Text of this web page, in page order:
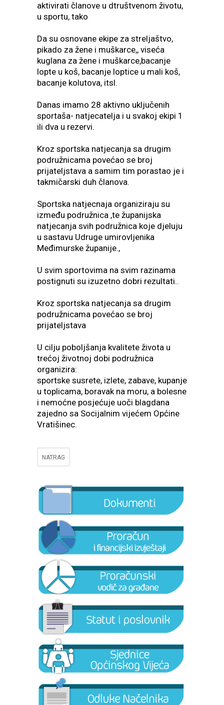
aktivirati članove u dtruštvenom životu,
u sportu, tako
Da su osnovane ekipe za streljaštvo,
pikado za žene i muškarce,, viseća
kuglana za žene i muškarce,bacanje
lopte u koš, bacanje loptice u mali koš,
bacanje kolutova, itsl.
Danas imamo 28 aktivno uključenih
sportaša- natjecatelja i u svakoj ekipi 1
ili dva u rezervi.
Kroz sportska natjecanja sa drugim
podružnicama povećao se broj
prijateljstava a samim tim porastao je i
takmičarski duh članova.
Sportska natjecnaja organiziraju su
između podružnica ,te županijska
natjecanja svih podružnica koje djeluju
u sastavu Udruge umirovljenika
Međimurske županije.,
U svim sportovima na svim razinama
postignuti su izuzetno dobri rezultati..
Kroz sportska natjecanja sa drugim
podružnicama povećao se broj
prijateljstava
U cilju poboljšanja kvalitete života u
trećoj životnoj dobi podružnica
organizira:
sportske susrete, izlete, zabave, kupanje
u toplicama, boravak na moru, a bolesne
i nemoćne posjećuje uoči blagdana
zajedno sa Socijalnim vijećem Općine
Vratišinec.
NATRAG